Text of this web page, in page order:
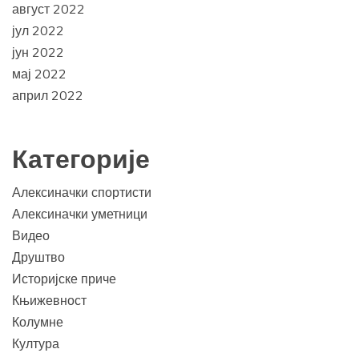
август 2022
јул 2022
јун 2022
мај 2022
април 2022
Категорије
Алексиначки спортисти
Алексиначки уметници
Видео
Друштво
Историјске приче
Књижевност
Колумне
Култура